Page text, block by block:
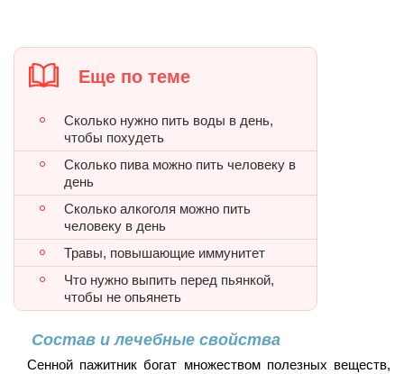
Еще по теме
Сколько нужно пить воды в день,
чтобы похудеть
Сколько пива можно пить человеку в
день
Сколько алкоголя можно пить
человеку в день
Травы, повышающие иммунитет
Что нужно выпить перед пьянкой,
чтобы не опьянеть
Состав и лечебные свойства
Сенной пажитник богат множеством полезных веществ,